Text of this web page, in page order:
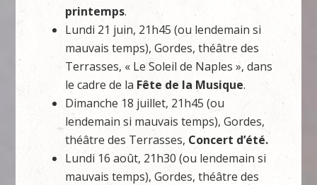
printemps.
Lundi 21 juin, 21h45 (ou lendemain si
mauvais temps), Gordes, théâtre des
Terrasses, « Le Soleil de Naples », dans
le cadre de la Fête de la Musique.
Dimanche 18 juillet, 21h45 (ou
lendemain si mauvais temps), Gordes,
théâtre des Terrasses, Concert d’été.
Lundi 16 août, 21h30 (ou lendemain si
mauvais temps), Gordes, théâtre des